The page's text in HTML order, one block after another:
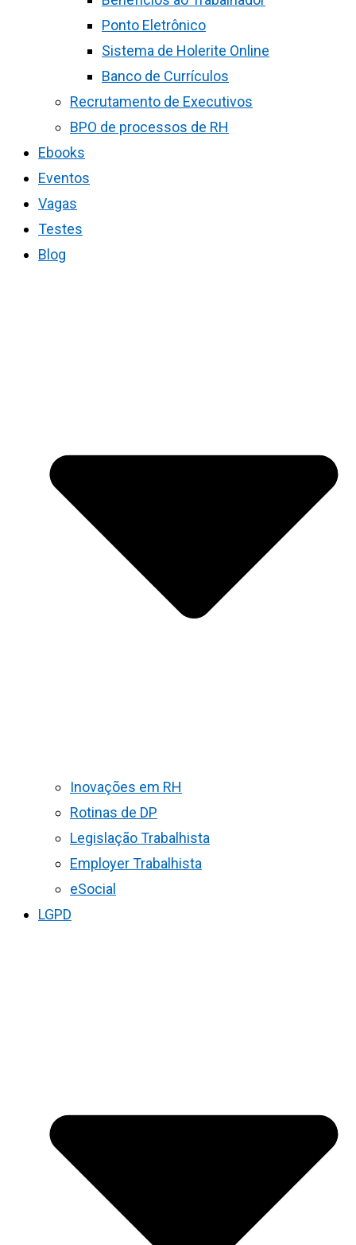
Ponto Eletrônico
Sistema de Holerite Online
Banco de Currículos
Recrutamento de Executivos
BPO de processos de RH
Ebooks
Eventos
Vagas
Testes
Blog
Inovações em RH
Rotinas de DP
Legislação Trabalhista
Employer Trabalhista
eSocial
LGPD